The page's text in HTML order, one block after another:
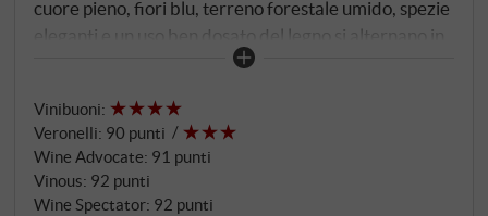
cuore pieno, fiori blu, terreno forestale umido, spezie
eleganti e un uso ben dosato del legno si alternano in
modo impressionante. L'attacco è altrettanto
di bosco, tannini precisamente levigati e un finale
straordinariamente elegante e lungo. Wow, questo è
frutto puro! SUPERIORE.DE
Vinibuoni:
Veronelli: 90 punti
Wine Advocate: 91 punti
Vinous: 92 punti
Wine Spectator: 92 punti